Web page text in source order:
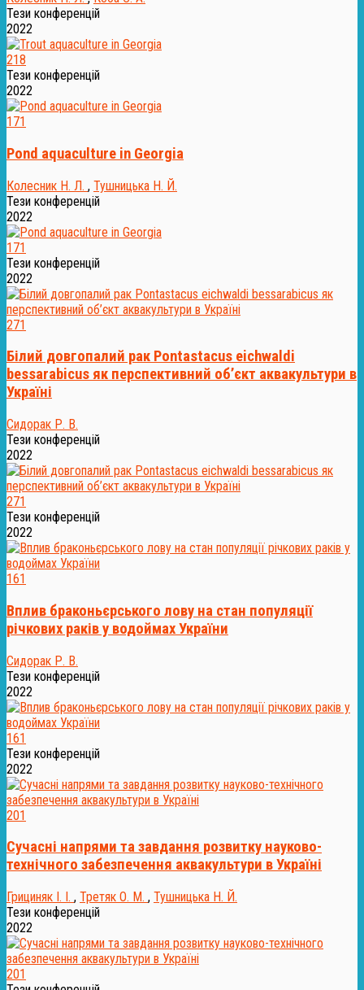
Тези конференцій
2022
218
Тези конференцій
2022
171
Pond aquaculture in Georgia
Колесник Н. Л. , Тушницька Н. Й.
Тези конференцій
2022
171
Тези конференцій
2022
271
Білий довгопалий рак Pontastacus eichwaldi
bessarabicus як перспективний об’єкт аквакультури в
Україні
Сидорак Р. В.
Тези конференцій
2022
271
Тези конференцій
2022
161
Вплив браконьєрського лову на стан популяції
річкових раків у водоймах України
Сидорак Р. В.
Тези конференцій
2022
161
Тези конференцій
2022
201
Сучасні напрями та завдання розвитку науково-
технічного забезпечення аквакультури в Україні
Грициняк І. І. , Третяк О. М. , Тушницька Н. Й.
Тези конференцій
2022
201